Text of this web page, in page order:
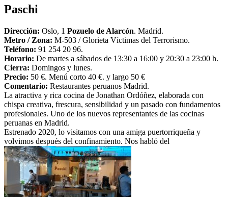
Paschi
Dirección: Oslo, 1 Pozuelo de Alarcón. Madrid.
Metro / Zona: M-503 / Glorieta Víctimas del Terrorismo.
Teléfono: 91 254 20 96.
Horario: De martes a sábados de 13:30 a 16:00 y 20:30 a 23:00 h.
Cierra: Domingos y lunes.
Precio: 50 €. Menú corto 40 €. y largo 50 €
Comentario: Restaurantes peruanos Madrid.
La atractiva y rica cocina de Jonathan Ordóñez, elaborada con
chispa creativa, frescura, sensibilidad y un pasado con fundamentos
profesionales. Uno de los nuevos representantes de las cocinas
peruanas en Madrid.
Estrenado 2020, lo visitamos con una amiga puertorriqueña y
volvimos después del confinamiento. Nos habló del